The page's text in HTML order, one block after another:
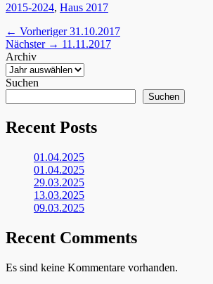
Kategorien
2015-2024, Haus 2017
Beitragsnavigation
← Vorheriger Vorheriger
Beitrag:
31.10.2017
Nächster → Nächster
11.11.2017
Archiv
Suchen
Suchen
Recent Posts
01.04.2025
01.04.2025
29.03.2025
13.03.2025
09.03.2025
Recent Comments
Es sind keine Kommentare vorhanden.